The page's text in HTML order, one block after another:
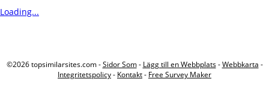
Loading...
©2026 topsimilarsites.com -Sidor Som- Lägg till en Webbplats-Webbkarta -
Integritetspolicy- Kontakt- Free Survey Maker